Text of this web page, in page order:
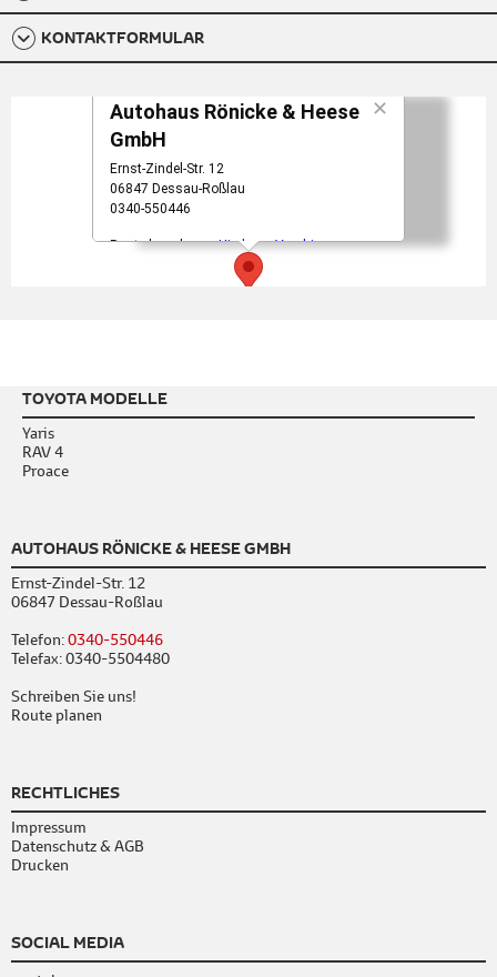
KONTAKTFORMULAR
TOYOTA MODELLE
Yaris
RAV 4
Proace
AUTOHAUS RÖNICKE & HEESE GMBH
Ernst-Zindel-Str. 12
06847 Dessau-Roßlau
Telefon:0340-550446
Telefax: 0340-5504480
Schreiben Sie uns!
Route planen
RECHTLICHES
Impressum
Datenschutz & AGB
Drucken
SOCIAL MEDIA